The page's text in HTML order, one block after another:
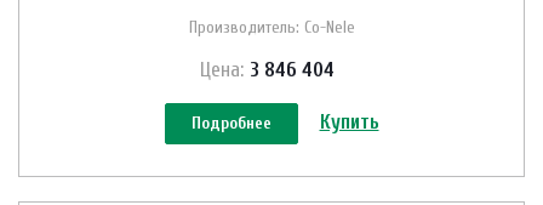
Производитель: Co-Nele
Цена: 3 846 404
Подробнее Купить